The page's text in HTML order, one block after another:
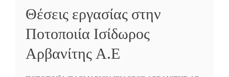
Θέσεις εργασίας στην
Ποτοποιία Ισίδωρος
Αρβανίτης Α.Ε